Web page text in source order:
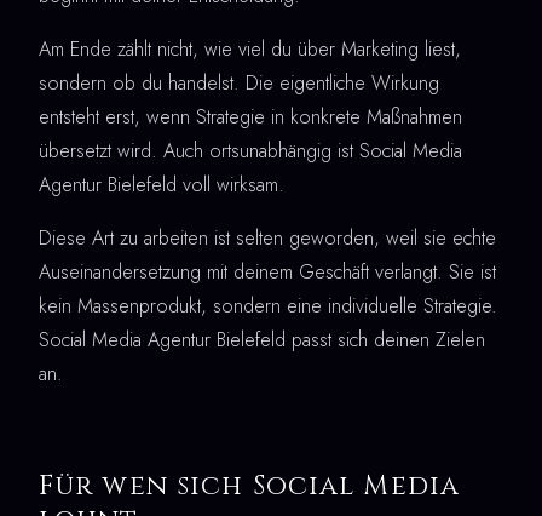
Am Ende zählt nicht, wie viel du über Marketing liest,
sondern ob du handelst. Die eigentliche Wirkung
entsteht erst, wenn Strategie in konkrete Maßnahmen
übersetzt wird. Auch ortsunabhängig ist Social Media
Agentur Bielefeld voll wirksam.
Diese Art zu arbeiten ist selten geworden, weil sie echte
Auseinandersetzung mit deinem Geschäft verlangt. Sie ist
kein Massenprodukt, sondern eine individuelle Strategie.
Social Media Agentur Bielefeld passt sich deinen Zielen
an.
Für wen sich Social Media